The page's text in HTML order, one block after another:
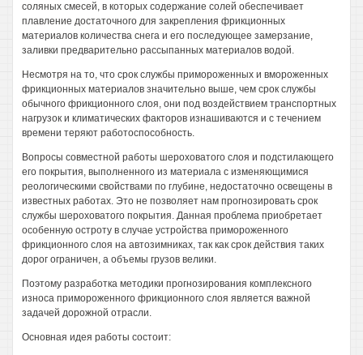
соляных смесей, в которых содержание солей обеспечивает
плавление достаточного для закрепления фрикционных
материалов количества снега и его последующее замерзание,
заливки предварительно рассыпанных материалов водой.
Несмотря на то, что срок службы примороженных и вмороженных
фрикционных материалов значительно выше, чем срок службы
обычного фрикционного слоя, они под воздействием транспортных
нагрузок и климатических факторов изнашиваются и с течением
времени теряют работоспособность.
Вопросы совместной работы шероховатого слоя и подстилающего
его покрытия, выполненного из материала с изменяющимися
реологическими свойствами по глубине, недостаточно освещены в
известных работах. Это не позволяет нам прогнозировать срок
службы шероховатого покрытия. Данная проблема приобретает
особенную остроту в случае устройства примороженного
фрикционного слоя на автозимниках, так как срок действия таких
дорог ограничен, а объемы грузов велики.
Поэтому разработка методики прогнозирования комплексного
износа примороженного фрикционного слоя является важной
задачей дорожной отрасли.
Основная идея работы состоит: